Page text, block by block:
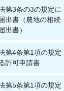
第3条の3の規定に
出書（農地の相続
出書）
第4条第1項の規定
許可申請書
第5条第1項の規定